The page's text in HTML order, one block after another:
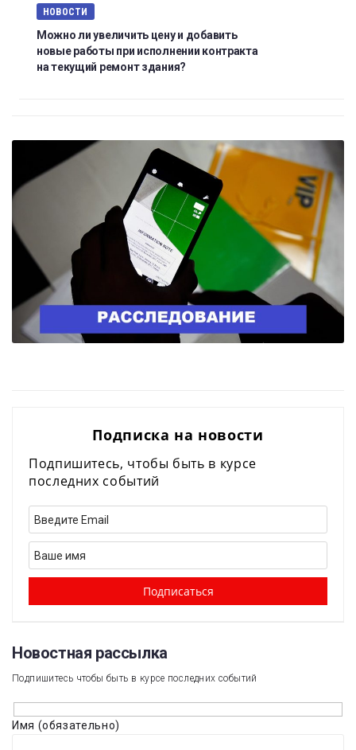
НОВОСТИ
Можно ли увеличить цену и добавить
новые работы при исполнении контракта
на текущий ремонт здания?
Подписка на новости
Подпишитесь, чтобы быть в курсе
последних событий
Новостная рассылка​
Подпишитесь чтобы быть в курсе последних событий
Имя (обязательно)